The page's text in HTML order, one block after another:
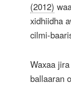
(2012)
xidhiidha
cilmi-
Waxaa
ballaaran